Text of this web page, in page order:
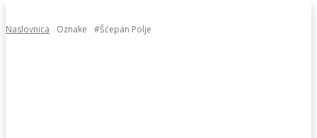
Naslovnica Oznake #Šćepan Polje